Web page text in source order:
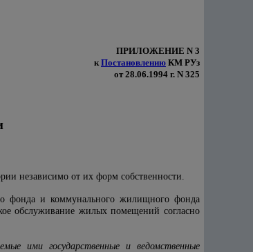
ПРИЛОЖЕНИЕ N 3
кПостановлению КМ РУз
от 28.06.1994 г. N 325
независимо от их форм собственности.
фонда и коммунального жилищного фонда
обслуживание жилых помещений согласно
ими государственные и ведомственные